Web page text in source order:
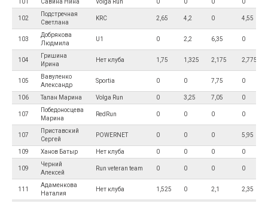
101 Савина Нина Volga Run 0 0 0 0
102
Подстречная
Светлана
KRC 2,65 4,2 0 4,55
103
Добрякова
Людмила
U1 0 2,2 6,35 0
104
Гришина
Ирина
Нет клуба 1,75 1,325 2,175 2,775
105
Вавуленко
Александр
Sportia 0 0 7,75 0
106 Талан Марина Volga Run 0 3,25 7,05 0
107
Победоносцева
Марина
RedRun 0 0 0 0
107
Приставский
Сергей
POWERNET 0 0 0 5,95
109 Ханов Батыр Нет клуба 0 0 0 0
109
Черний
Алексей
Run veteran team 0 0 0 0
111
Адаменкова
Наталия
Нет клуба 1,525 0 2,1 2,35